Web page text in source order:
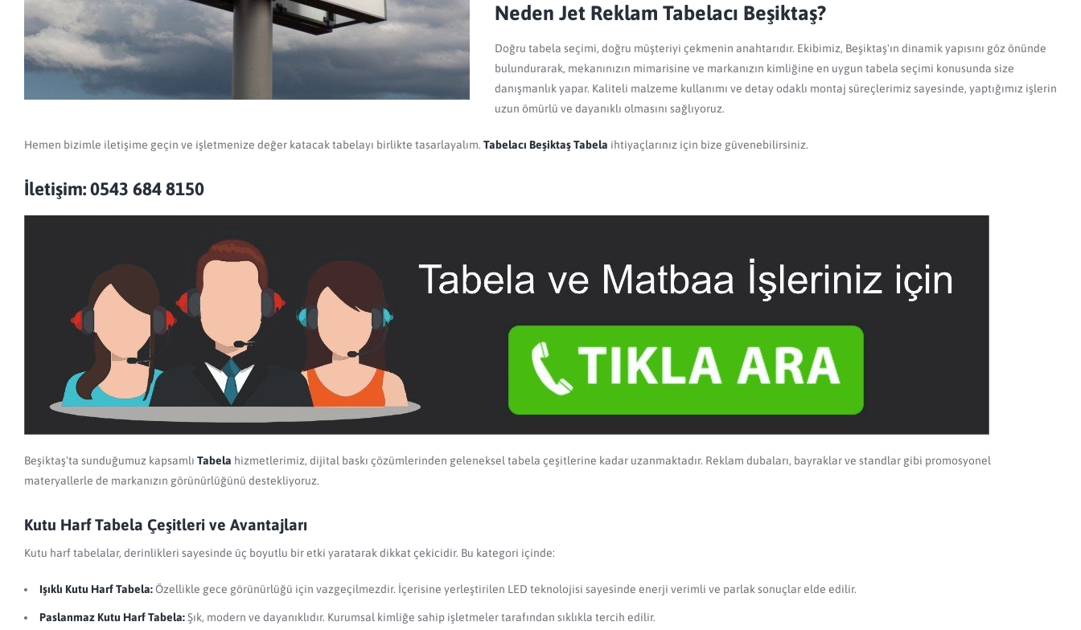
Neden Jet Reklam Tabelacı Beşiktaş?
Doğru tabela seçimi, doğru müşteriyi çekmenin anahtarıdır. Ekibimiz, Beşiktaş'ın dinamik yapısını göz önünde
bulundurarak, mekanınızın mimarisine ve markanızın kimliğine en uygun tabela seçimi konusunda size
danışmanlık yapar. Kaliteli malzeme kullanımı ve detay odaklı montaj süreçlerimiz sayesinde, yaptığımız işlerin
uzun ömürlü ve dayanıklı olmasını sağlıyoruz.
Hemen bizimle iletişime geçin ve işletmenize değer katacak tabelayı birlikte tasarlayalım. Tabelacı Beşiktaş Tabela ihtiyaçlarınız için bize güvenebilirsiniz.
İletişim: 0543 684 8150
Beşiktaş'ta sunduğumuz kapsamlı Tabela hizmetlerimiz, dijital baskı çözümlerinden geleneksel tabela çeşitlerine kadar uzanmaktadır. Reklam dubaları, bayraklar ve standlar gibi promosyonel
materyallerle de markanızın görünürlüğünü destekliyoruz.
Kutu Harf Tabela Çeşitleri ve Avantajları
Kutu harf tabelalar, derinlikleri sayesinde üç boyutlu bir etki yaratarak dikkat çekicidir. Bu kategori içinde:
Işıklı Kutu Harf Tabela:Özellikle gece görünürlüğü için vazgeçilmezdir. İçerisine yerleştirilen LED teknolojisi sayesinde enerji verimli ve parlak sonuçlar elde edilir.
Paslanmaz Kutu Harf Tabela:Şık, modern ve dayanıklıdır. Kurumsal kimliğe sahip işletmeler tarafından sıklıkla tercih edilir.